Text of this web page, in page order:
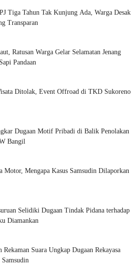
Tiga Tahun Tak Kunjung Ada, Warga Desak
Transparan
Ratusan Warga Gelar Selamatan Jenang
Pandaan
Ditolak, Event Offroad di TKD Sukoreno
Dugaan Motif Pribadi di Balik Penolakan
Bangil
Motor, Mengapa Kasus Samsudin Dilaporkan
Selidiki Dugaan Tindak Pidana terhadap
Diamankan
Rekaman Suara Ungkap Dugaan Rekayasa